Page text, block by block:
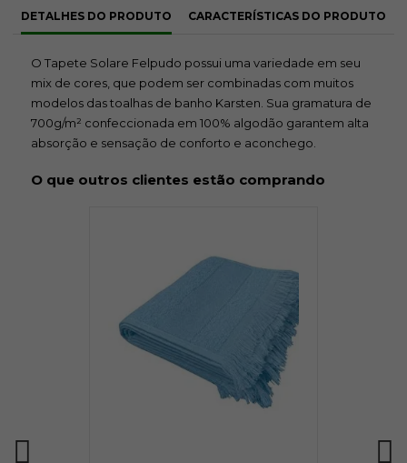
DETALHES DO PRODUTO CARACTERÍSTICAS DO PRODUTO
O Tapete Solare Felpudo possui uma variedade em seu
mix de cores, que podem ser combinadas com muitos
modelos das toalhas de banho Karsten. Sua gramatura de
700g/m² confeccionada em 100% algodão garantem alta
absorção e sensação de conforto e aconchego.
O que outros clientes estão comprando